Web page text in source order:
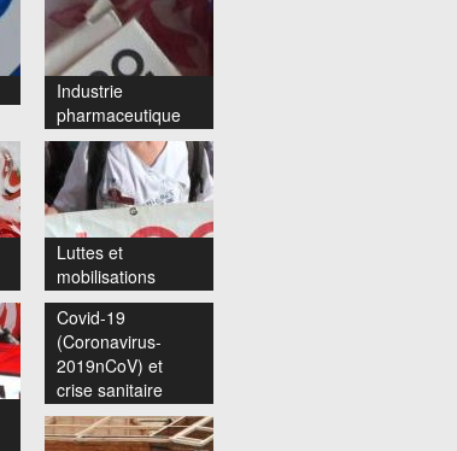
Industrie
pharmaceutique
Luttes et
mobilisations
Covid-19
(Coronavirus-
2019nCoV) et
crise sanitaire